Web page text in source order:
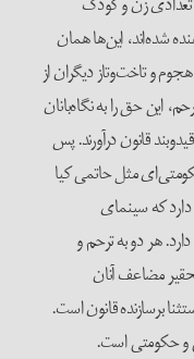
شده‌اند، این‌ها همان
و تاخت‌وتاز دیگران از
این حق را به نگاه‌بانان
قانون درآورند. پس
مثل حاتمی کیا
که سینمای
هر دو به ترحم و
مضاعف آنان
برسازنده قانون است.
و حکومتی است.